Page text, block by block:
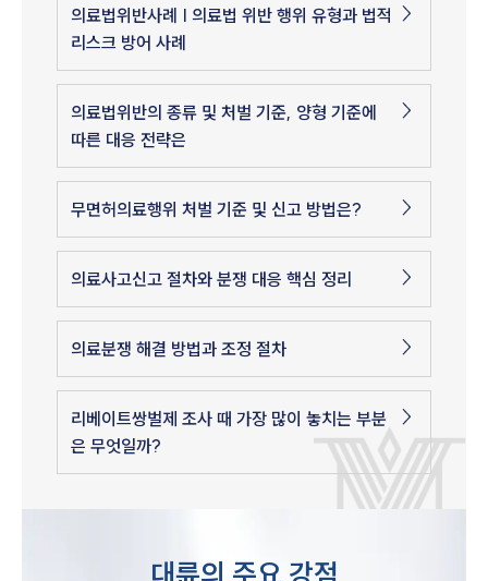
의료법위반사례 | 의료법 위반 행위 유형과 법적
리스크 방어 사례
의료법위반의 종류 및 처벌 기준, 양형 기준에
따른 대응 전략은
무면허의료행위 처벌 기준 및 신고 방법은?
의료사고신고 절차와 분쟁 대응 핵심 정리
의료분쟁 해결 방법과 조정 절차
리베이트쌍벌제 조사 때 가장 많이 놓치는 부분
은 무엇일까?